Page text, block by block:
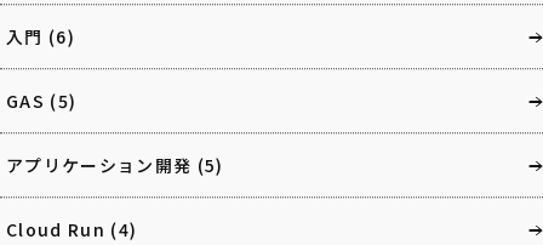
入門 (6)
GAS (5)
アプリケーション開発 (5)
Cloud Run (4)